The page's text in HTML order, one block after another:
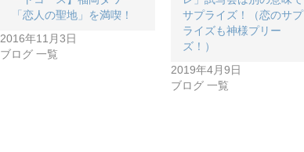
「恋人の聖地」を満喫！
2016年11月3日
ブログ 一覧
サプライズ！（恋のサプ
ライズも神様プリー
ズ！）
2019年4月9日
ブログ 一覧